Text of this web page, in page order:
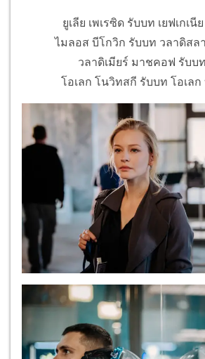
ยูเลีย เพเรซิด รับบท เยฟเกเนี
ไมลอส บีโกวิก รับบท วลาดิสล
วลาดิเมียร์ มาชคอฟ รับบ
โอเลก โนวิทสกี รับบท โอเล